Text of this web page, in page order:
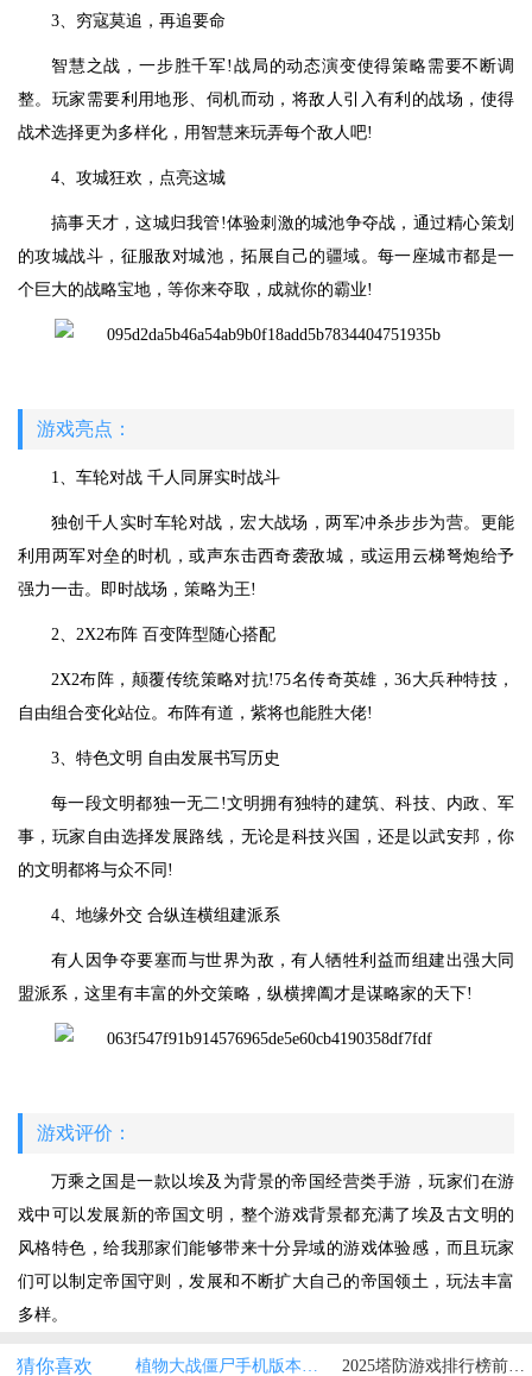
3、穷寇莫追，再追要命
智慧之战，一步胜千军!战局的动态演变使得策略需要不断调
整。玩家需要利用地形、伺机而动，将敌人引入有利的战场，使得
战术选择更为多样化，用智慧来玩弄每个敌人吧!
4、攻城狂欢，点亮这城
搞事天才，这城归我管!体验刺激的城池争夺战，通过精心策划
的攻城战斗，征服敌对城池，拓展自己的疆域。每一座城市都是一
个巨大的战略宝地，等你来夺取，成就你的霸业!
游戏亮点：
1、车轮对战 千人同屏实时战斗
独创千人实时车轮对战，宏大战场，两军冲杀步步为营。更能
利用两军对垒的时机，或声东击西奇袭敌城，或运用云梯弩炮给予
强力一击。即时战场，策略为王!
2、2X2布阵 百变阵型随心搭配
2X2布阵，颠覆传统策略对抗!75名传奇英雄，36大兵种特技，
自由组合变化站位。布阵有道，紫将也能胜大佬!
3、特色文明 自由发展书写历史
每一段文明都独一无二!文明拥有独特的建筑、科技、内政、军
事，玩家自由选择发展路线，无论是科技兴国，还是以武安邦，你
的文明都将与众不同!
4、地缘外交 合纵连横组建派系
有人因争夺要塞而与世界为敌，有人牺牲利益而组建出强大同
盟派系，这里有丰富的外交策略，纵横捭阖才是谋略家的天下!
游戏评价：
万乘之国是一款以埃及为背景的帝国经营类手游，玩家们在游
戏中可以发展新的帝国文明，整个游戏背景都充满了埃及古文明的
风格特色，给我那家们能够带来十分异域的游戏体验感，而且玩家
们可以制定帝国守则，发展和不断扩大自己的帝国领土，玩法丰富
多样。
猜你喜欢 植物大战僵尸手机版本大全 2025塔防游戏排行榜前十游戏名单汇总